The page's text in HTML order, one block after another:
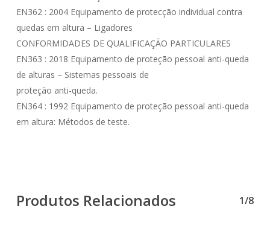
EN362 : 2004 Equipamento de protecção individual contra
quedas em altura – Ligadores
CONFORMIDADES DE QUALIFICAÇÃO PARTICULARES
EN363 : 2018 Equipamento de proteção pessoal anti-queda
de alturas – Sistemas pessoais de
proteção anti-queda.
EN364 : 1992 Equipamento de proteção pessoal anti-queda
em altura: Métodos de teste.
Produtos Relacionados 1/8